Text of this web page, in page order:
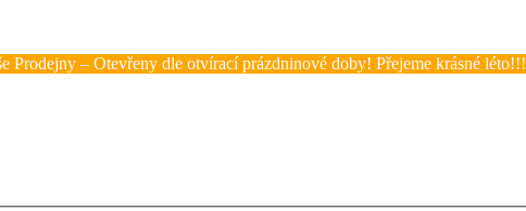
Prodejny – Otevřeny dle otvírací prázdninové doby! Přejeme krásné léto!!!